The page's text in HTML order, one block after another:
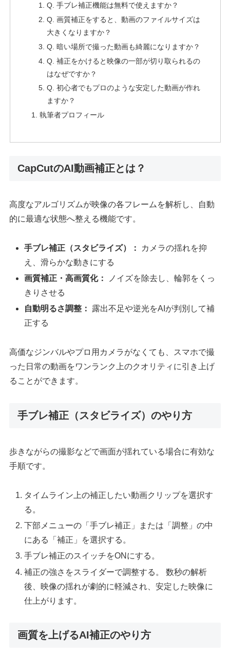
Q. 手ブレ補正機能は無料で使えますか？
Q. 画質補正をすると、動画のファイルサイズは
大きくなりますか？
Q. 暗い場所で撮った動画も綺麗になりますか？
Q. 補正をかけると映像の一部が切り取られるの
はなぜですか？
Q. 初心者でもプロのような安定した動画が作れ
ますか？
執筆者プロフィール
CapCutのAI動画補正とは？
高度なアルゴリズムが映像の各フレームを解析し、自動
的に最適な状態へ整える機能です。
手ブレ補正（スタビライズ）：
カメラの揺れを抑
え、滑らかな動きにする
画質補正・高画質化：
ノイズを除去し、輪郭をくっ
きりさせる
自動明るさ調整：
露出不足や逆光をAIが判別して補
正する
高価なジンバルやプロ用カメラがなくても、スマホで撮
った日常の動画をワンランク上のクオリティに引き上げ
ることができます。
手ブレ補正（スタビライズ）のやり方
歩きながらの撮影などで画面が揺れている場合に有効な
手順です。
タイムライン上の補正したい動画クリップを選択す
る。
下部メニューの「手ブレ補正」または「調整」の中
にある「補正」を選択する。
手ブレ補正のスイッチをONにする。
補正の強さをスライダーで調整する。 数秒の解析
後、映像の揺れが劇的に軽減され、安定した映像に
仕上がります。
画質を上げるAI補正のやり方